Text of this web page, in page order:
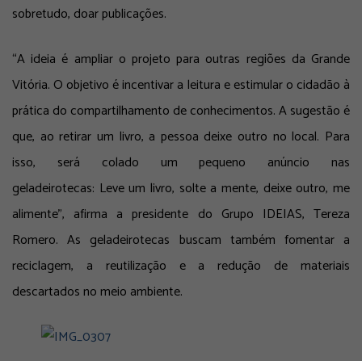
sobretudo, doar publicações.
“A ideia é ampliar o projeto para outras regiões da Grande
Vitória. O objetivo é incentivar a leitura e estimular o cidadão à
prática do compartilhamento de conhecimentos. A sugestão é
que, ao retirar um livro, a pessoa deixe outro no local. Para
isso, será colado um pequeno anúncio nas
geladeirotecas: Leve um livro, solte a mente, deixe outro, me
alimente”, afirma a presidente do Grupo IDEIAS, Tereza
Romero. As geladeirotecas buscam também fomentar a
reciclagem, a reutilização e a redução de materiais
descartados no meio ambiente.